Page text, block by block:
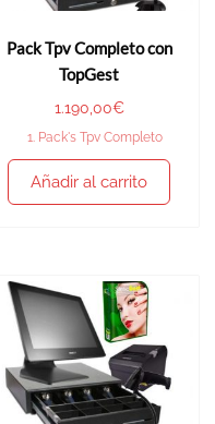
Pack Tpv Completo con
TopGest
1.190,00€
1. Pack's Tpv Completo
Añadir al carrito